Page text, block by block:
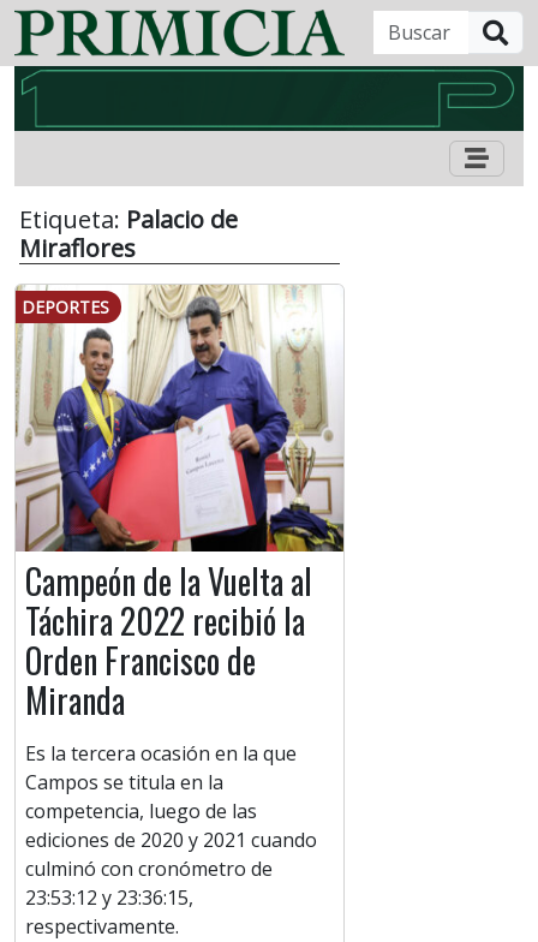
Etiqueta: Palacio de
Miraflores
DEPORTES
Campeón de la Vuelta al
Táchira 2022 recibió la
Orden Francisco de
Miranda
Es la tercera ocasión en la que
Campos se titula en la
competencia, luego de las
ediciones de 2020 y 2021 cuando
culminó con cronómetro de
23:53:12 y 23:36:15,
respectivamente.